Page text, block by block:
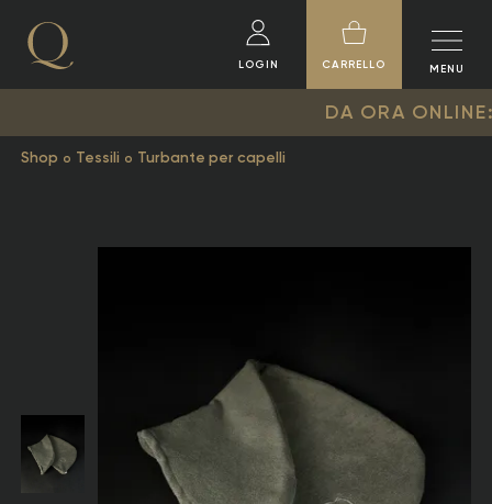
DA ORA ONLINE: LA
LOGIN CARRELLO MENU
Shop Tessili Turbante per capelli